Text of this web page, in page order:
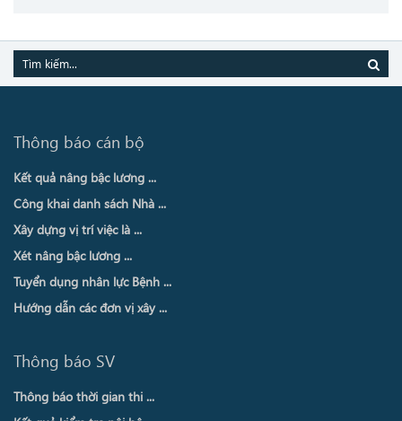
Thông báo cán bộ
Kết quả nâng bậc lương ...
Công khai danh sách Nhà ...
Xây dựng vị trí việc là ...
Xét nâng bậc lương ...
Tuyển dụng nhân lực Bệnh ...
Hướng dẫn các đơn vị xây ...
Thông báo SV
Thông báo thời gian thi ...